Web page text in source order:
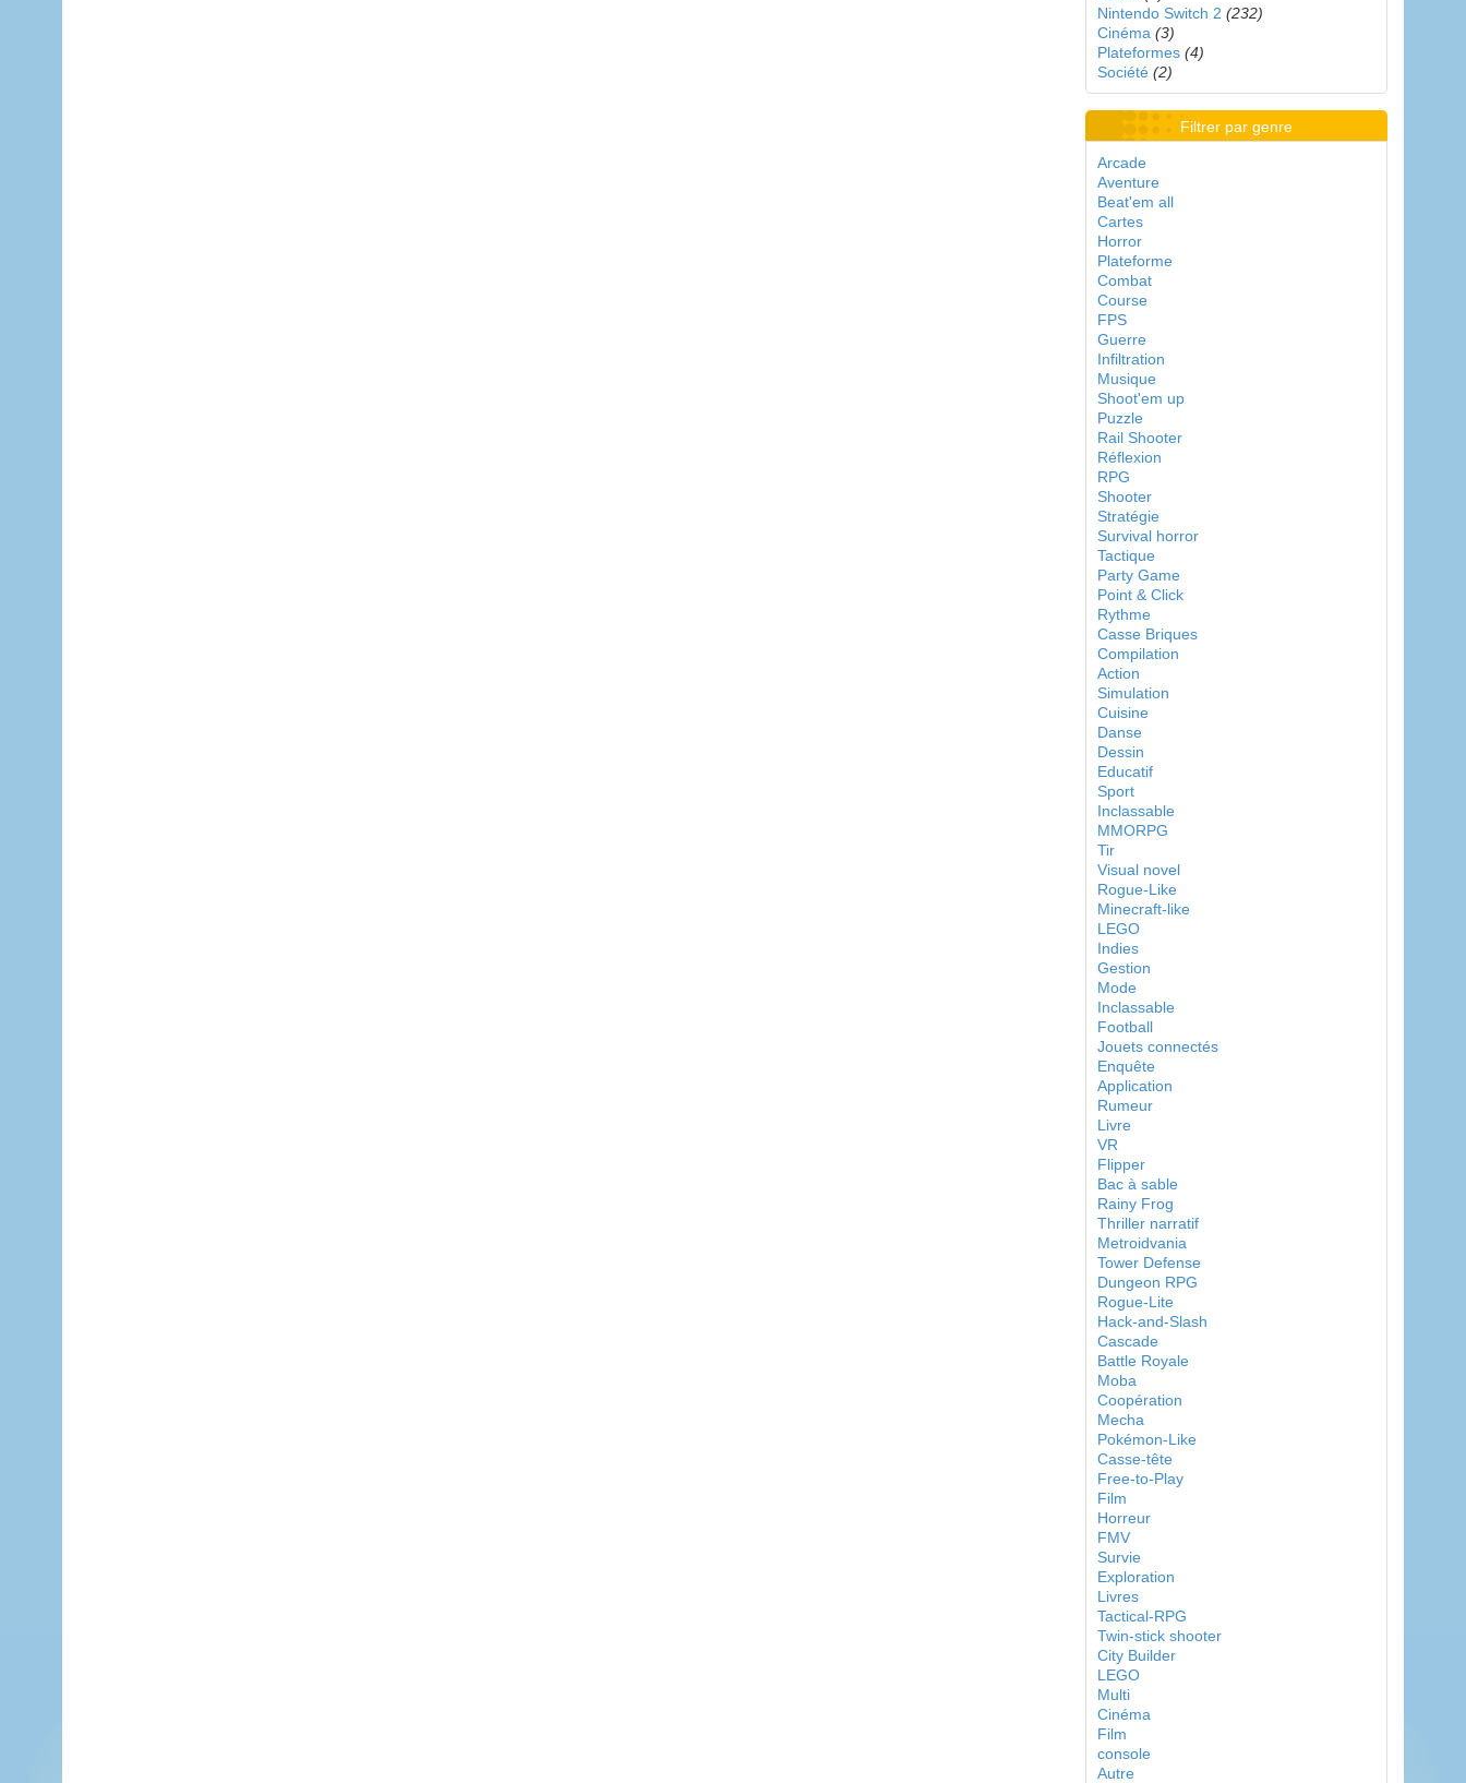
Nintendo Switch 2 (232)
Cinéma (3)
Plateformes (4)
Société (2)
Filtrer par genre
Arcade
Aventure
Beat'em all
Cartes
Horror
Plateforme
Combat
Course
FPS
Guerre
Infiltration
Musique
Shoot'em up
Puzzle
Rail Shooter
Réflexion
RPG
Shooter
Stratégie
Survival horror
Tactique
Party Game
Point & Click
Rythme
Casse Briques
Compilation
Action
Simulation
Cuisine
Danse
Dessin
Educatif
Sport
Inclassable
MMORPG
Tir
Visual novel
Rogue-Like
Minecraft-like
LEGO
Indies
Gestion
Mode
Inclassable
Football
Jouets connectés
Enquête
Application
Rumeur
Livre
VR
Flipper
Bac à sable
Rainy Frog
Thriller narratif
Metroidvania
Tower Defense
Dungeon RPG
Rogue-Lite
Hack-and-Slash
Cascade
Battle Royale
Moba
Coopération
Mecha
Pokémon-Like
Casse-tête
Free-to-Play
Film
Horreur
FMV
Survie
Exploration
Livres
Tactical-RPG
Twin-stick shooter
City Builder
LEGO
Multi
Cinéma
Film
console
Autre